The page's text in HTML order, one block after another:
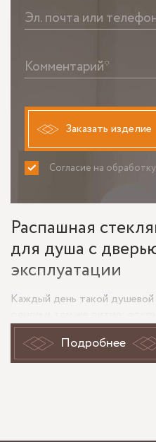
Эл. почта или
Комментарий*
Заказать изделие
Согласие на
ПРИНИМАЮ
Распашная
для душа с
эксплуатации
Каждый день такой
душ, не разносить воду по
быстро привести стекло в
распашная конструкция для
Подробнее